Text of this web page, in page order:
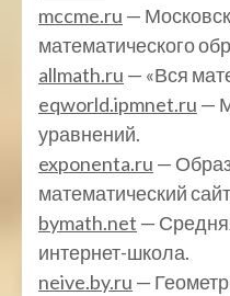
mccme.ru —
математического
allmath.ru — «Вся
eqworld.ipmnet.ru —
уравнений.
exponenta.ru —
математический
bymath.net —
интернет-школа.
neive.by.ru —